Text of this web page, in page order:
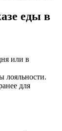
еды в
или в
лояльности.
для